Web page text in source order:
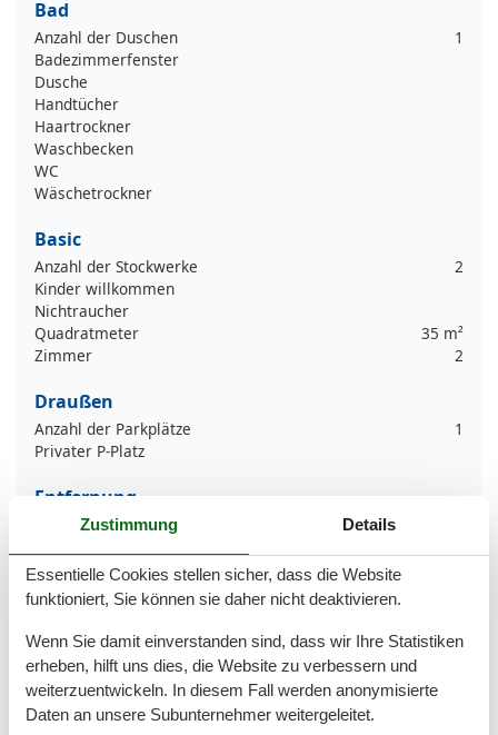
Bad
Anzahl der Duschen
1
Badezimmerfenster
Dusche
Handtücher
Haartrockner
Waschbecken
WC
Wäschetrockner
Basic
Anzahl der Stockwerke
2
Kinder willkommen
Nichtraucher
Quadratmeter
35 m²
Zimmer
2
Draußen
Anzahl der Parkplätze
1
Privater P-Platz
Entfernung
Entfernung Einkauf
RestaurantEntfernung
StadtEntfernung
Küche
Backofen
Kaffeemaschine
Kochutensilien
Zustimmung Details
Essentielle Cookies stellen sicher, dass die Website
funktioniert, Sie können sie daher nicht deaktivieren.
Wenn Sie damit einverstanden sind, dass wir Ihre Statistiken
erheben, hilft uns dies, die Website zu verbessern und
weiterzuentwickeln. In diesem Fall werden anonymisierte
Daten an unsere Subunternehmer weitergeleitet.